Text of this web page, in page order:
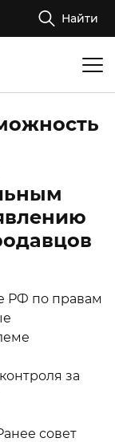
Найти
РФ по правам
за
совет